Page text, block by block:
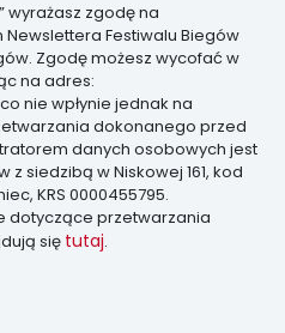
wyrażasz zgodę na
Festiwalu Biegów
Zgodę możesz wycofać w
na adres:
nie wpłynie jednak na
dokonanego przed
danych osobowych jest
z siedzibą w Niskowej 161, kod
KRS 0000455795.
dotyczące przetwarzania
się tutaj.